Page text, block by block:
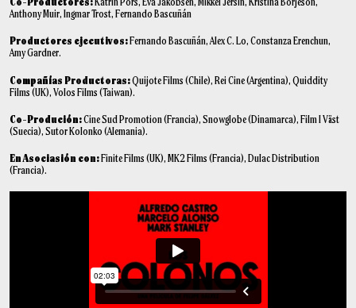
Anthony Muir, Ingmar Trost, Fernando Bascuñán
Productores ejecutivos:Fernando Bascuñán, Alex C. Lo, Constanza Erenchun,
Amy Gardner.
Compañías Productoras:Quijote Films (Chile), Rei Cine (Argentina), Quiddity
Films (UK), Volos Films (Taiwan).
Co-Produción:Cine Sud Promotion (Francia), Snowglobe (Dinamarca), Film I Väst
(Suecia), Sutor Kolonko (Alemania).
En Asociasión con:Finite Films (UK), MK2 Films (Francia), Dulac Distribution
(Francia).